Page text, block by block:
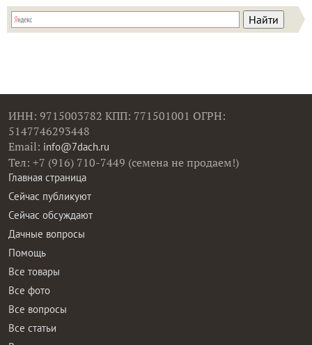
ИНН: 9715003782 КПП: 771501001 ОГРН:
5147746293448
Email: info@7dach.ru
Тел: +7 (916) 710-7449 (семена не продаем!)
Главная страница
Сейчас публикуют
Сейчас обсуждают
Дачные вопросы
Помощь
Все товары
Все фото
Все вопросы
Все статьи